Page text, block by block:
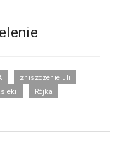
zniszczenie uli
Rójka